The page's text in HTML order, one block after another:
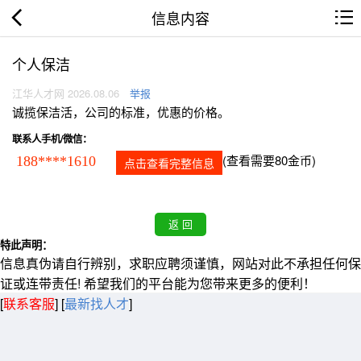
信息内容
个人保洁
江华人才网 2026.08.06 举报
诚揽保洁活，公司的标准，优惠的价格。
联系人手机/微信：
188****1610 点击查看完整信息 (查看需要80金币)
特此声明：
信息真伪请自行辨别，求职应聘须谨慎，网站对此不承担任何保
证或连带责任! 希望我们的平台能为您带来更多的便利！
[联系客服] [最新找人才]